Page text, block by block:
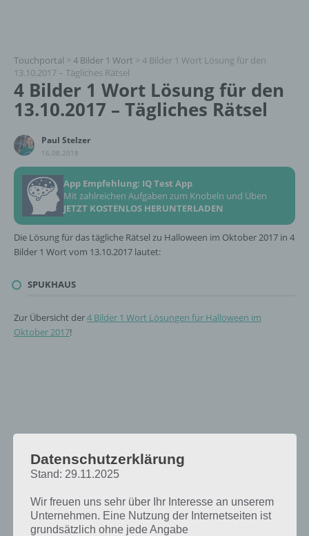
Touchportal > 4 Bilder 1 Wort > 4 Bilder 1 Wort Lösung für den
13.10.2017 – Tägliches Rätsel
4 Bilder 1 Wort Lösung für den
13.10.2017 – Tägliches Rätsel
Paul Stelzer
16.08.2018
App Empfehlung: IQ Test App
Mit zahlreichen Aufgaben zum Knobeln und Üben
JETZT KOSTENLOS HERUNTERLADEN
Die Lösung für das tägliche Rätsel zu Halloween im Oktober 2017 in 4
Bilder 1 Wort vom 13.10.2017 lautet:
SPUKHAUS
Zur Übersicht der4 Bilder 1 Wort Lösungen für Halloween im
Oktober 2017!
Datenschutzerklärung
Stand: 29.11.2025
Wir freuen uns sehr über Ihr Interesse an unserem
Unternehmen. Eine Nutzung der Internetseiten ist
grundsätzlich ohne jede Angabe